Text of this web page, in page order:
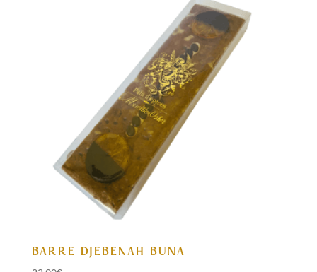
BARRE DJEBENAH BUNA